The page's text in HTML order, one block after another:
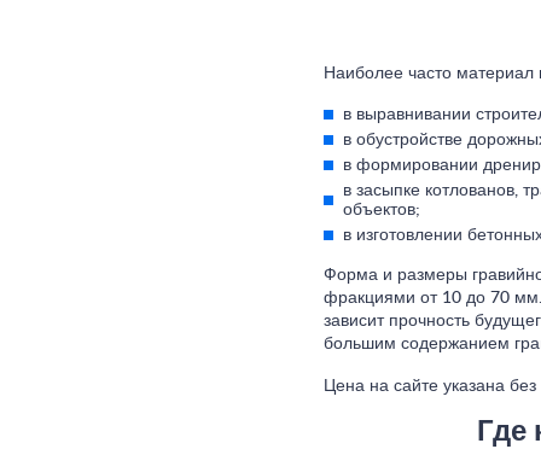
Наиболее часто материал
в выравнивании
в обустройстве
в формировании
в засыпке котлованов,
объектов;
в изготовлении
Форма и размеры
фракциями от 10 до 70 мм.
зависит прочность
большим содержанием
Цена на сайте указана
Где